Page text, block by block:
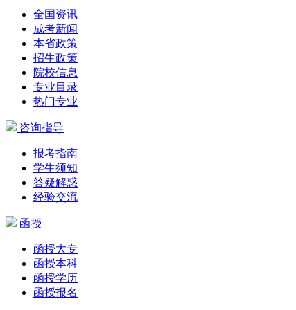
全国资讯
成考新闻
本省政策
招生政策
院校信息
专业目录
热门专业
咨询指导
报考指南
学生须知
答疑解惑
经验交流
函授
函授大专
函授本科
函授学历
函授报名